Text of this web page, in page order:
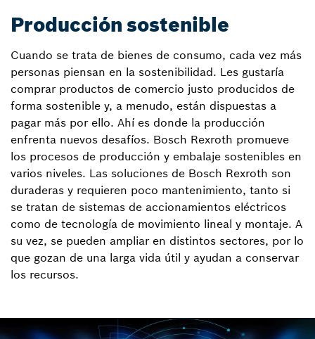
Producción sostenible
Cuando se trata de bienes de consumo, cada vez más
personas piensan en la sostenibilidad. Les gustaría
comprar productos de comercio justo producidos de
forma sostenible y, a menudo, están dispuestas a
pagar más por ello. Ahí es donde la producción
enfrenta nuevos desafíos. Bosch Rexroth promueve
los procesos de producción y embalaje sostenibles en
varios niveles. Las soluciones de Bosch Rexroth son
duraderas y requieren poco mantenimiento, tanto si
se tratan de sistemas de accionamientos eléctricos
como de tecnología de movimiento lineal y montaje. A
su vez, se pueden ampliar en distintos sectores, por lo
que gozan de una larga vida útil y ayudan a conservar
los recursos.